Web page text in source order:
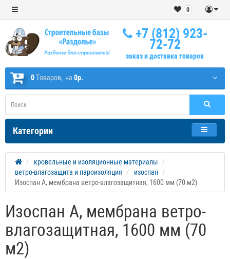
0
+7 (812) 923-
72-72
заказ и доставка товаров
0Tоваров, на 0р.
Категории
кровельные и изоляционные материалы
ветро-влагозащита и пароизоляция
изоспан
Изоспан А, мембрана ветро-влагозащитная, 1600 мм (70 м2)
Изоспан А, мембрана ветро-
влагозащитная, 1600 мм (70
м2)